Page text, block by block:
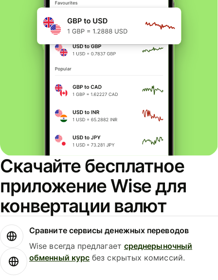
Скачайте бесплатное
приложение Wise для
конвертации валют
Сравните сервисы денежных переводов
Wise всегда предлагает среднерыночный
обменный курс без скрытых комиссий.